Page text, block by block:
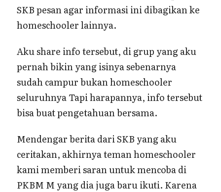
SKB pesan agar informasi ini dibagikan ke
homeschooler lainnya.
Aku share info tersebut, di grup yang aku
pernah bikin yang isinya sebenarnya
sudah campur bukan homeschooler
seluruhnya Tapi harapannya, info tersebut
bisa buat pengetahuan bersama.
Mendengar berita dari SKB yang aku
ceritakan, akhirnya teman homeschooler
kami memberi saran untuk mencoba di
PKBM M yang dia juga baru ikuti. Karena